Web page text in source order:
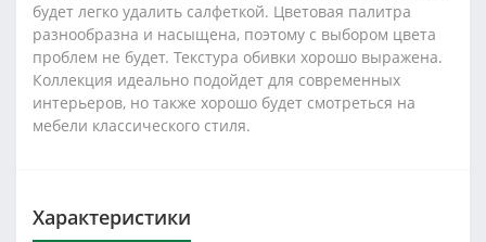
будет легко удалить салфеткой. Цветовая палитра
разнообразна и насыщена, поэтому с выбором цвета
проблем не будет. Текстура обивки хорошо выражена.
Коллекция идеально подойдет для современных
интерьеров, но также хорошо будет смотреться на
мебели классического стиля.
Характеристики